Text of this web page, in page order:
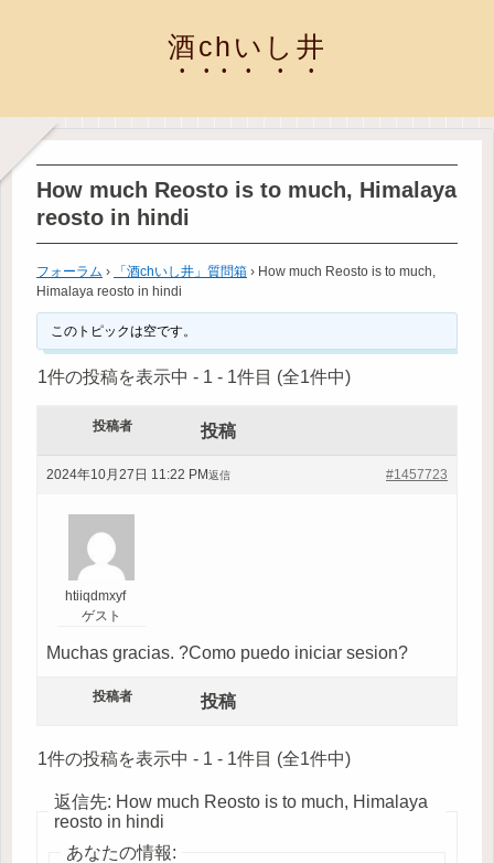
酒chいし井
How much Reosto is to much, Himalaya
reosto in hindi
フォーラム › 「酒chいし井」質問箱 › How much Reosto is to much,
Himalaya reosto in hindi
このトピックは空です。
1件の投稿を表示中 - 1 - 1件目 (全1件中)
投稿者 投稿
2024年10月27日 11:22 PM #1457723
返信
htiiqdmxyf
ゲスト
Muchas gracias. ?Como puedo iniciar sesion?
投稿者 投稿
1件の投稿を表示中 - 1 - 1件目 (全1件中)
返信先: How much Reosto is to much, Himalaya
reosto in hindi
あなたの情報: